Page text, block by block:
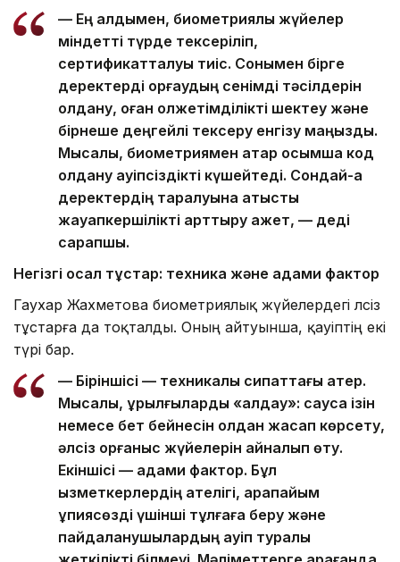
— Ең алдымен, биометриялық жүйелер
міндетті түрде тексеріліп,
сертификатталуы тиіс. Сонымен бірге
деректерді қорғаудың сенімді тәсілдерін
қолдану, оған қолжетімділікті шектеу және
бірнеше деңгейлі тексеру енгізу маңызды.
Мысалы, биометриямен қатар қосымша код
қолдану қауіпсіздікті күшейтеді. Сондай-ақ
деректердің таралуына қатысты
жауапкершілікті арттыру қажет, — деді
сарапшы.
Негізгі осал тұстар: техника және адами фактор
Гаухар Жахметова биометриялық жүйелердегі әлсіз
тұстарға да тоқталды. Оның айтуынша, қауіптің екі
түрі бар.
— Біріншісі — техникалық сипаттағы қатер.
Мысалы, құрылғыларды «алдау»: саусақ ізін
немесе бет бейнесін қолдан жасап көрсету,
әлсіз қорғаныс жүйелерін айналып өту.
Екіншісі — адами фактор. Бұл
қызметкерлердің қателігі, қарапайым
құпиясөзді үшінші тұлғаға беру және
пайдаланушылардың қауіп туралы